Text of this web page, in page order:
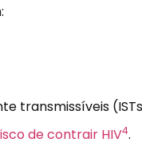
transmissíveis
de contrair HIV4.